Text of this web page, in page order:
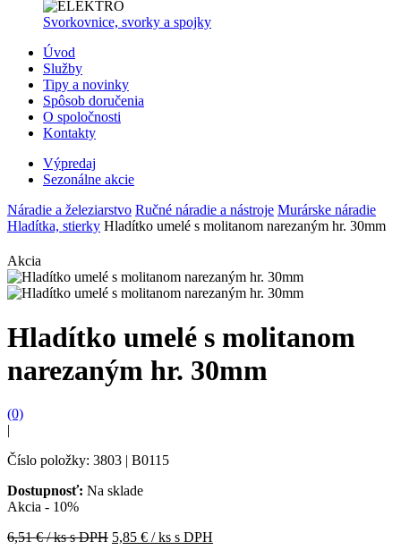
Svorkovnice, svorky a spojky
Úvod
Služby
Tipy a novinky
Spôsob doručenia
O spoločnosti
Kontakty
Výpredaj
Sezonálne akcie
Náradie a železiarstvo Ručné náradie a nástroje Murárske náradie
Hladítka, stierky Hladítko umelé s molitanom narezaným hr. 30mm
Akcia
Hladítko umelé s molitanom
narezaným hr. 30mm
(0)
|
Číslo položky: 3803 | B0115
Dostupnosť: Na sklade
Akcia - 10%
6,51€ / ks s DPH 5,85 € / ks s DPH